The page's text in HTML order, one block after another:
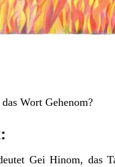
Wort Gehenom?
Gei Hinom, das